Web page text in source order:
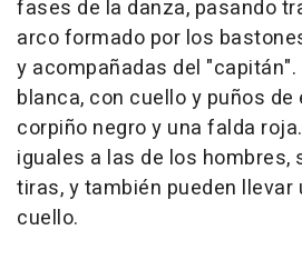
fases de la danza, pasando
arco formado por los
y acompañadas del
blanca, con cuello y puños de
corpiño negro y una falda
iguales a las de los hombres,
tiras, y también pueden llevar
cuello.